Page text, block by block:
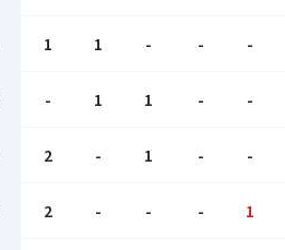
1 1 - - -
- 1 1 - -
2 - 1 - -
2 - - - 1